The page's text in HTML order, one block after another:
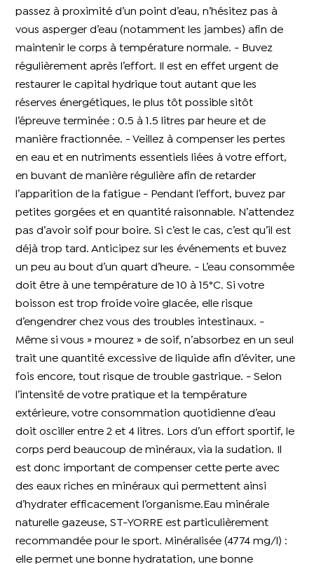
passez à proximité d’un point d’eau, n’hésitez pas à
vous asperger d’eau (notamment les jambes) afin de
maintenir le corps à température normale. - Buvez
régulièrement après l’effort. Il est en effet urgent de
restaurer le capital hydrique tout autant que les
réserves énergétiques, le plus tôt possible sitôt
l’épreuve terminée : 0.5 à 1.5 litres par heure et de
manière fractionnée. - Veillez à compenser les pertes
en eau et en nutriments essentiels liées à votre effort,
en buvant de manière régulière afin de retarder
l’apparition de la fatigue - Pendant l’effort, buvez par
petites gorgées et en quantité raisonnable. N’attendez
pas d’avoir soif pour boire. Si c’est le cas, c’est qu’il est
déjà trop tard. Anticipez sur les événements et buvez
un peu au bout d’un quart d’heure. - L’eau consommée
doit être à une température de 10 à 15°C. Si votre
boisson est trop froide voire glacée, elle risque
d’engendrer chez vous des troubles intestinaux. -
Même si vous » mourez » de soif, n’absorbez en un seul
trait une quantité excessive de liquide afin d’éviter, une
fois encore, tout risque de trouble gastrique. - Selon
l’intensité de votre pratique et la température
extérieure, votre consommation quotidienne d’eau
doit osciller entre 2 et 4 litres. Lors d’un effort sportif, le
corps perd beaucoup de minéraux, via la sudation. Il
est donc important de compenser cette perte avec
des eaux riches en minéraux qui permettent ainsi
d’hydrater efficacement l’organisme.Eau minérale
naturelle gazeuse, ST-YORRE est particulièrement
recommandée pour le sport. Minéralisée (4774 mg/l) :
elle permet une bonne hydratation, une bonne